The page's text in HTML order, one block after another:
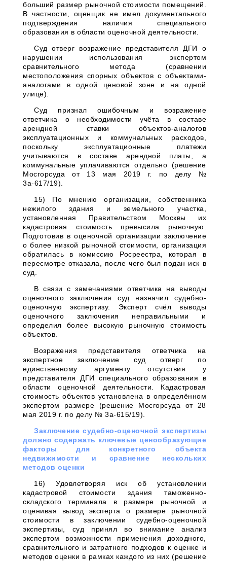
больший размер рыночной стоимости помещений.
В частности, оценщик не имел документального
подтверждения наличия специального
образования в области оценочной деятельности.
Суд отверг возражение представителя ДГИ о
нарушении использования экспертом
сравнительного метода (сравнении
местоположения спорных объектов с объектами-
аналогами в одной ценовой зоне и на одной
улице).
Суд признал ошибочным и возражение
ответчика о необходимости учёта в составе
арендной ставки объектов-аналогов
эксплуатационных и коммунальных расходов,
поскольку эксплуатационные платежи
учитываются в составе арендной платы, а
коммунальные уплачиваются отдельно (решение
Мосгорсуда от 13 мая 2019 г. по делу №
3а-617/19).
15) По мнению организации, собственника
нежилого здания и земельного участка,
установленная Правительством Москвы их
кадастровая стоимость превысила рыночную.
Подготовив в оценочной организации заключение
о более низкой рыночной стоимости, организация
обратилась в комиссию Росреестра, которая в
пересмотре отказала, после чего был подан иск в
суд.
В связи с замечаниями ответчика на выводы
оценочного заключения суд назначил судебно-
оценочную экспертизу. Эксперт счёл выводы
оценочного заключения неправильными и
определил более высокую рыночную стоимость
объектов.
Возражения представителя ответчика на
экспертное заключение суд отверг по
единственному аргументу отсутствия у
представителя ДГИ специального образования в
области оценочной деятельности. Кадастровая
стоимость объектов установлена в определённом
экспертом размере (решение Мосгорсуда от 28
мая 2019 г. по делу № 3а-615/19).
Заключение судебно-оценочной экспертизы
должно содержать ключевые ценообразующие
факторы для конкретного объекта
недвижимости и сравнение нескольких
методов оценки
16) Удовлетворяя иск об установлении
кадастровой стоимости здания таможенно-
складского терминала в размере рыночной и
оценивая вывод эксперта о размере рыночной
стоимости в заключении судебно-оценочной
экспертизы, суд принял во внимание анализ
экспертом возможности применения доходного,
сравнительного и затратного подходов к оценке и
методов оценки в рамках каждого из них (решение